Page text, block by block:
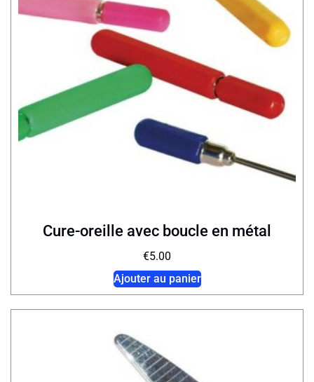
Cure-oreille avec boucle en métal
€5.00
Ajouter au panier